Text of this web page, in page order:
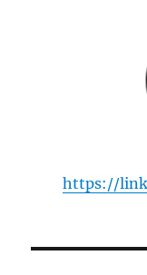
https://